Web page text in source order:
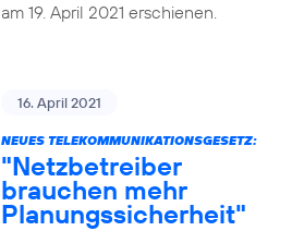
am 19. April 2021 erschienen.
16. April 2021
NEUES TELEKOMMUNIKATIONSGESETZ:
"Netzbetreiber
brauchen mehr
Planungssicherheit"